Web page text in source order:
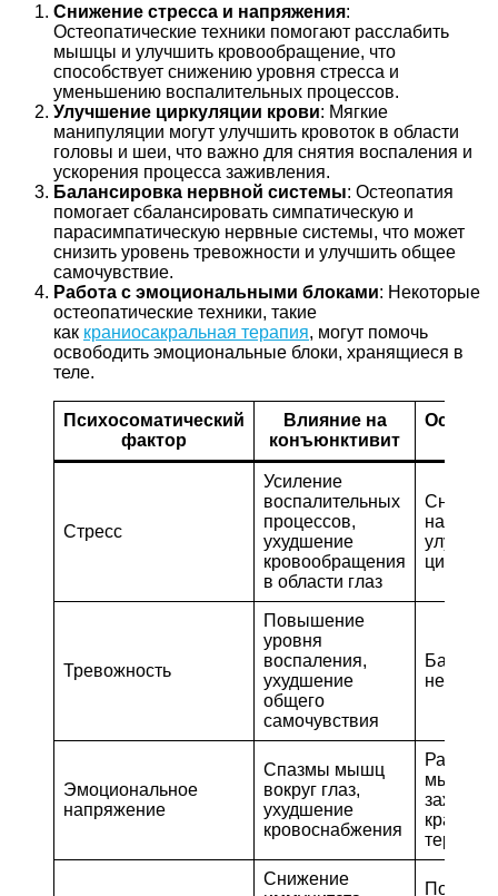
Снижение стресса и напряжения:
Остеопатические техники помогают расслабить
мышцы и улучшить кровообращение, что
способствует снижению уровня стресса и
уменьшению воспалительных процессов.
Улучшение циркуляции крови: Мягкие
манипуляции могут улучшить кровоток в области
головы и шеи, что важно для снятия воспаления и
ускорения процесса заживления.
Балансировка нервной системы: Остеопатия
помогает сбалансировать симпатическую и
парасимпатическую нервные системы, что может
снизить уровень тревожности и улучшить общее
самочувствие.
Работа с эмоциональными блоками: Некоторые
остеопатические техники, такие
как краниосакральная терапия, могут помочь
освободить эмоциональные блоки, хранящиеся в
теле.
Психосоматический
фактор
Влияние на
конъюнктивит
Стресс
Усиление
воспалительных
процессов,
ухудшение
кровообращения
в области глаз
Тревожность
Повышение
уровня
воспаления,
ухудшение
общего
самочувствия
Эмоциональное
напряжение
Спазмы мышц
вокруг глаз,
ухудшение
кровоснабжения
Работа с
терапия
Снижение